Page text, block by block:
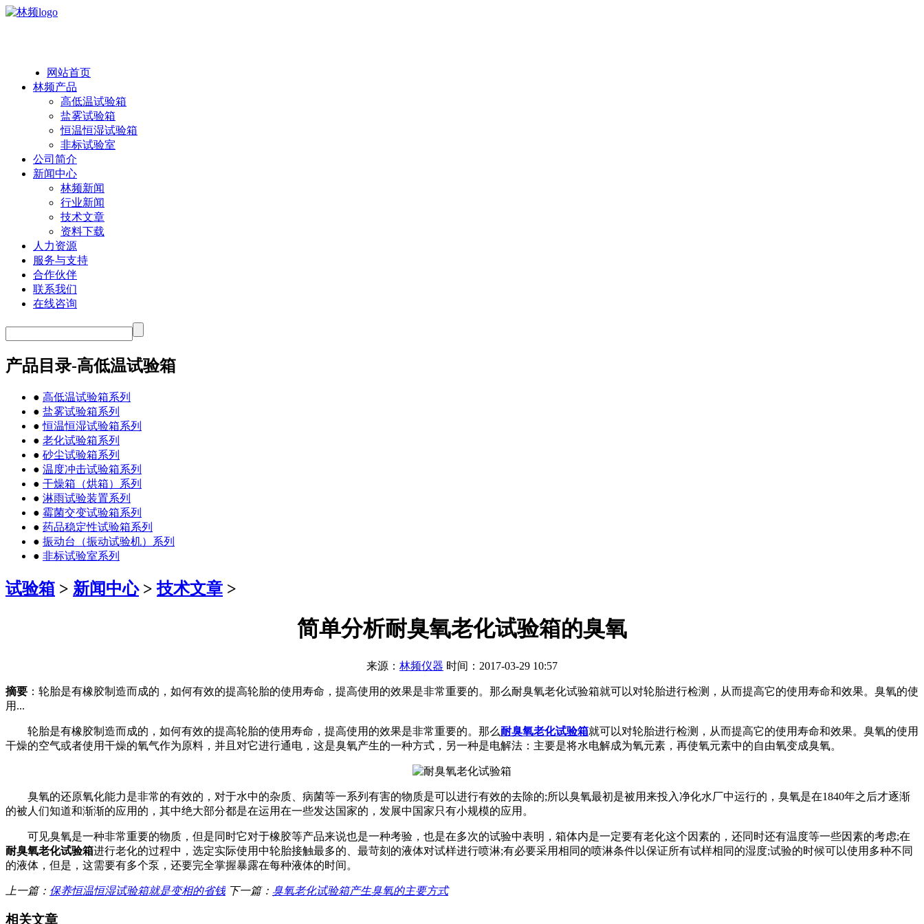
网站首页
林频产品
高低温试验箱
盐雾试验箱
恒温恒湿试验箱
非标试验室
公司简介
新闻中心
林频新闻
行业新闻
技术文章
资料下载
人力资源
服务与支持
合作伙伴
联系我们
在线咨询
产品目录-高低温试验箱
● 高低温试验箱系列
● 盐雾试验箱系列
●恒温恒湿试验箱系列
● 老化试验箱系列
● 砂尘试验箱系列
● 温度冲击试验箱系列
● 干燥箱（烘箱）系列
● 淋雨试验装置系列
● 霉菌交变试验箱系列
● 药品稳定性试验箱系列
● 振动台（振动试验机）系列
● 非标试验室系列
试验箱 > 新闻中心>技术文章 >
简单分析耐臭氧老化试验箱的臭氧
来源： 林频仪器 时间：2017-03-29 10:57
摘要 ：轮胎是有橡胶制造而成的，如何有效的提高轮胎的使用寿命，提高使用的效果是非常重要的。那么耐臭氧老化试验箱就可以对轮胎进行检测，从而提高它的使用寿命和效果。臭氧的使
用...
轮胎是有橡胶制造而成的，如何有效的提高轮胎的使用寿命，提高使用的效果是非常重要的。那么耐臭氧老化试验箱就可以对轮胎进行检测，从而提高它的使用寿命和效果。臭氧的使用
干燥的空气或者使用干燥的氧气作为原料，并且对它进行通电，这是臭氧产生的一种方式，另一种是电解法：主要是将水电解成为氧元素，再使氧元素中的自由氧变成臭氧。
臭氧的还原氧化能力是非常的有效的，对于水中的杂质、病菌等一系列有害的物质是可以进行有效的去除的;所以臭氧最初是被用来投入净化水厂中运行的，臭氧是在1840年之后才逐渐
的被人们知道和渐渐的应用的，其中绝大部分都是在运用在一些发达国家的，发展中国家只有小规模的应用。
可见臭氧是一种非常重要的物质，但是同时它对于橡胶等产品来说也是一种考验，也是在多次的试验中表明，箱体内是一定要有老化这个因素的，还同时还有温度等一些因素的考虑;在
耐臭氧老化试验箱进行老化的过程中，选定实际使用中轮胎接触最多的、最苛刻的液体对试样进行喷淋;有必要采用相同的喷淋条件以保证所有试样相同的湿度;试验的时候可以使用多种不同
的液体，但是，这需要有多个泵，还要完全掌握暴露在每种液体的时间。
上一篇： 保养恒温恒湿试验箱就是变相的省钱 下一篇： 臭氧老化试验箱产生臭氧的主要方式
相关文章